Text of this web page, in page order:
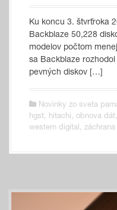
Ku koncu 3. štvrťroka
Backblaze 50,228
modelov počtom
sa Backblaze
pevných diskov […]
Novinky zo sveta
hgst, hitachi, obnova dát,
western digital,